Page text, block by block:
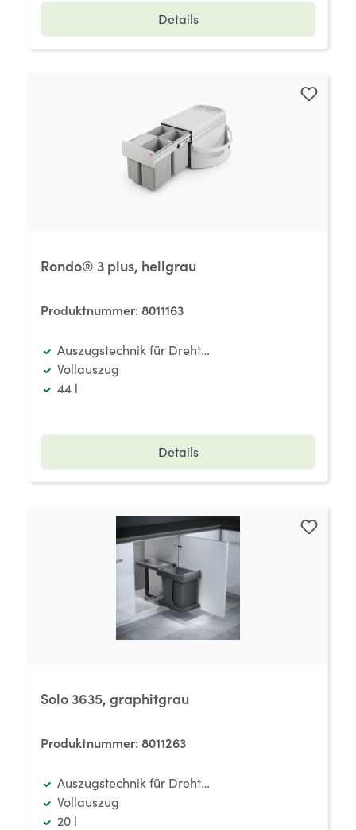
Details
Rondo® 3 plus, hellgrau
Produktnummer:8011163
Auszugstechnik für Drehtüren
Vollauszug
44 l
Details
Solo 3635, graphitgrau
Produktnummer:8011263
Auszugstechnik für Drehtüren
Vollauszug
20 l